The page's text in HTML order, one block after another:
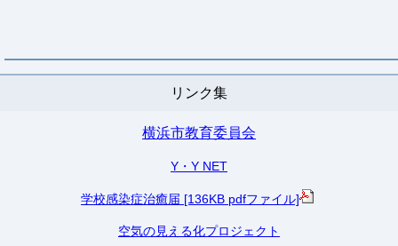
リンク集
横浜市教育委員会
Y・Y NET
学校感染症治癒届 [136KB pdfファイル]
空気の見える化プロジェクト